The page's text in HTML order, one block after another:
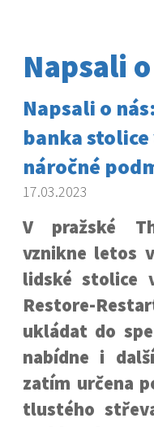
Napsali
Napsali o
banka
náročné
17.03.2023
V pražské
vznikne letos
lidské stolice
Restore-
ukládat do
nabídne i
zatím určena
tlustého